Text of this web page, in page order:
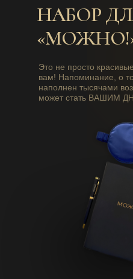
НАБОР
Это не просто
вам! Напоминание, о
наполнен тысячами
может стать ВАШИМ